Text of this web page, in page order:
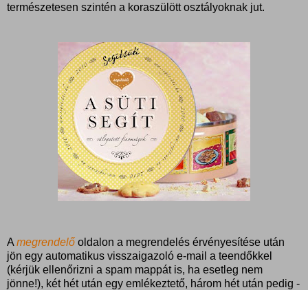
természetesen szintén a koraszülött osztályoknak jut.
A megrendelő oldalon a megrendelés érvényesítése után
jön egy automatikus visszaigazoló e-mail a teendőkkel
(kérjük ellenőrizni a spam mappát is, ha esetleg nem
jönne!), két hét után egy emlékeztető, három hét után pedig -